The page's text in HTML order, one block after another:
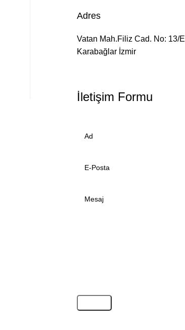
Adres
Vatan Mah.Filiz Cad. No: 13/E
Karabağlar İzmir
İletişim Formu